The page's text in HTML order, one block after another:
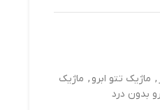
, ماژیک تتو ابرو , ماژیک
بدون درد